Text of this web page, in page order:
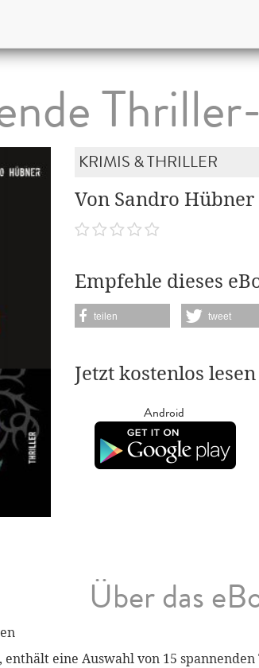
KRIMIS & THRILLER
Von Sandro Hübner
Empfehle dieses
teilen tweet
Jetzt kostenlos
Android
Über das
enthält eine Auswahl von 15